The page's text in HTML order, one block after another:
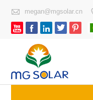
 megan@mgsolar.cn
    